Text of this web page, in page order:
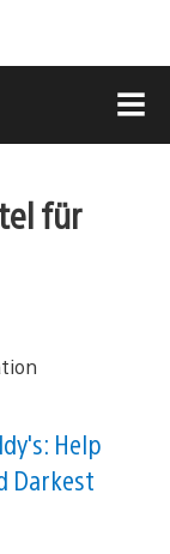
für
Help
Darkest